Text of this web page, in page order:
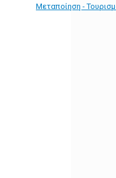
Μεταποίηση -